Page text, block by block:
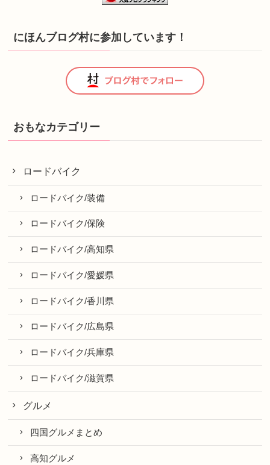
にほんブログ村に参加しています！
おもなカテゴリー
ロードバイク
ロードバイク/装備
ロードバイク/保険
ロードバイク/高知県
ロードバイク/愛媛県
ロードバイク/香川県
ロードバイク/広島県
ロードバイク/兵庫県
ロードバイク/滋賀県
グルメ
四国グルメまとめ
高知グルメ